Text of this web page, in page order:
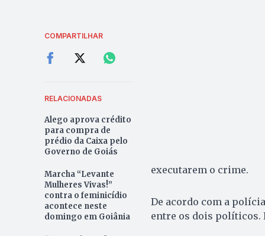
COMPARTILHAR
RELACIONADAS
Alego aprova crédito
para compra de
prédio da Caixa pelo
Governo de Goiás
Marcha “Levante
Mulheres Vivas!”
contra o feminicídio
acontece neste
domingo em Goiânia
executarem o crime.
De acordo com a
entre os dois políticos.